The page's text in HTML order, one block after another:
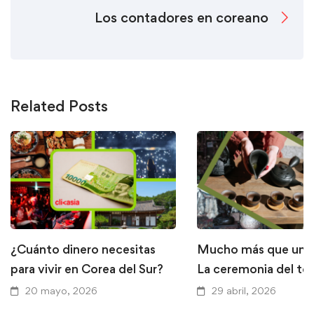
Los contadores en coreano
Related Posts
¿Cuánto dinero necesitas
para vivir en Corea del Sur?
20 mayo, 2026
Mucho más que
La ceremonia del té
29 abril, 2026